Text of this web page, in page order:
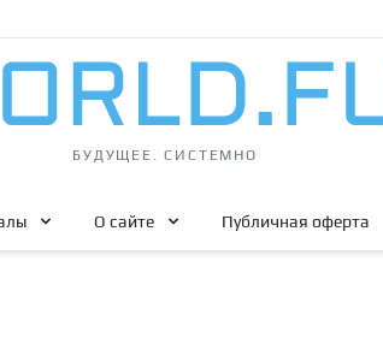
БУДУЩЕЕ. СИСТЕМНО
О сайте Публичная оферта